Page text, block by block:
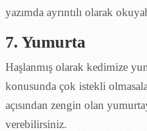
yazımda ayrıntılı olarak
7. Yumurta
Haşlanmış olarak kedimize
konusunda çok istekli
açısından zengin olan
verebilirsiniz.